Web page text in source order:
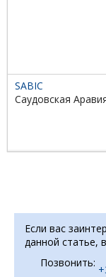
SABIC
Саудовская
Если вас
данной статье,
Позвонить: